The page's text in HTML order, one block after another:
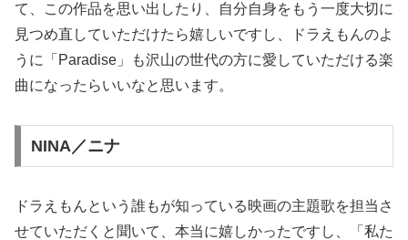
て、この作品を思い出したり、自分自身をもう一度大切に
見つめ直していただけたら嬉しいですし、ドラえもんのよ
うに「Paradise」も沢山の世代の方に愛していただける楽
曲になったらいいなと思います。
NINA／ニナ
ドラえもんという誰もが知っている映画の主題歌を担当さ
せていただくと聞いて、本当に嬉しかったですし、「私た